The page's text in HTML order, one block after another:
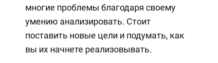
многие проблемы благодаря своему
умению анализировать. Стоит
поставить новые цели и подумать, как
вы их начнете реализовывать.